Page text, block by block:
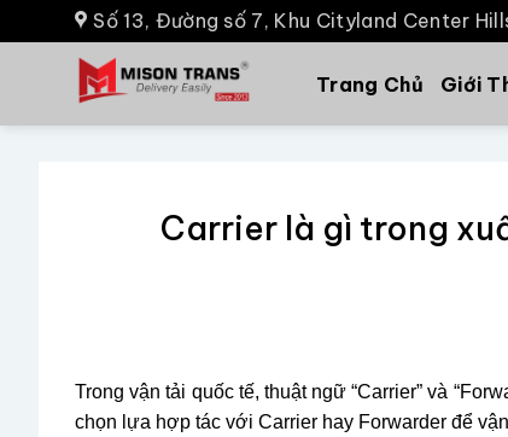
Số 13, Đường số 7, Khu Cityland Center
Trang Chủ Giới
Carrier là gì trong
Trong vận tải quốc tế, thuật ngữ “Carrier” và
chọn lựa hợp tác với Carrier hay Forwarder để